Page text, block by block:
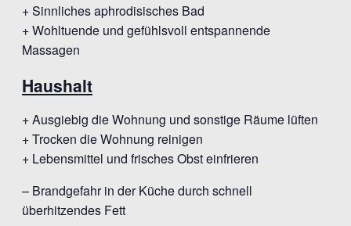
+ Sinnliches aphrodisisches Bad
+ Wohltuende und gefühlsvoll entspannende
Massagen
Haushalt
+ Ausgiebig die Wohnung und sonstige Räume lüften
+ Trocken die Wohnung reinigen
+ Lebensmittel und frisches Obst einfrieren
– Brandgefahr in der Küche durch schnell
überhitzendes Fett